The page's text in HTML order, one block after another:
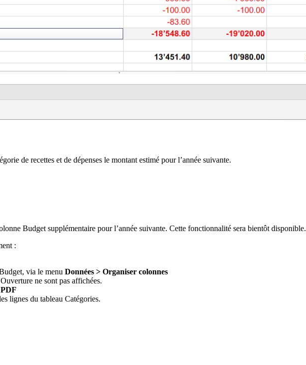
de recettes et de dépenses le montant estimé pour l’année suivante.
Budget supplémentaire pour l’année suivante. Cette fonctionnalité sera bientôt disponible.
:
via le menu Données > Organiser colonnes
ne sont pas affichées.
lignes du tableau Catégories.